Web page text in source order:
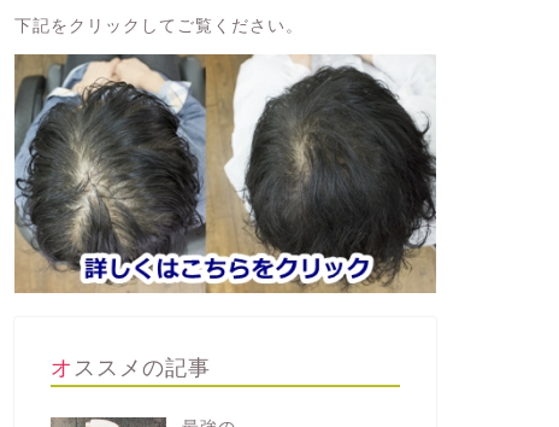
下記をクリックしてご覧ください。
オススメの記事